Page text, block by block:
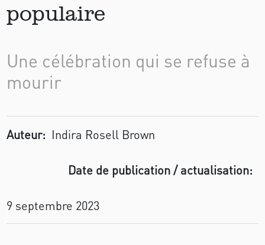
populaire
Une célébration qui se refuse à
mourir
Auteur: Indira Rosell Brown
Date de publication / actualisation:
9 septembre 2023